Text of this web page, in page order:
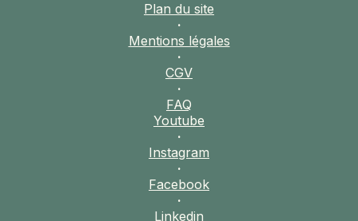
Plan du site
·
Mentions légales
·
CGV
·
FAQ
Youtube
·
Instagram
·
Facebook
·
Linkedin